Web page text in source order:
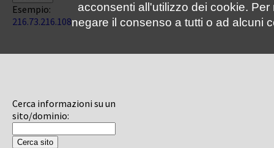
Esempio:
216.73.216.108
Cerca informazioni su un
sito/dominio:
acconsenti all'utilizzo dei cookie.
negare il consenso a tutti o ad alcuni